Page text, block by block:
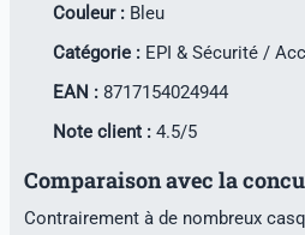
Couleur : Bleu
Catégorie : EPI & Sécurité /
EAN : 8717154024944
Note client : 4.5/5
Comparaison avec la
Contrairement à de nombreux